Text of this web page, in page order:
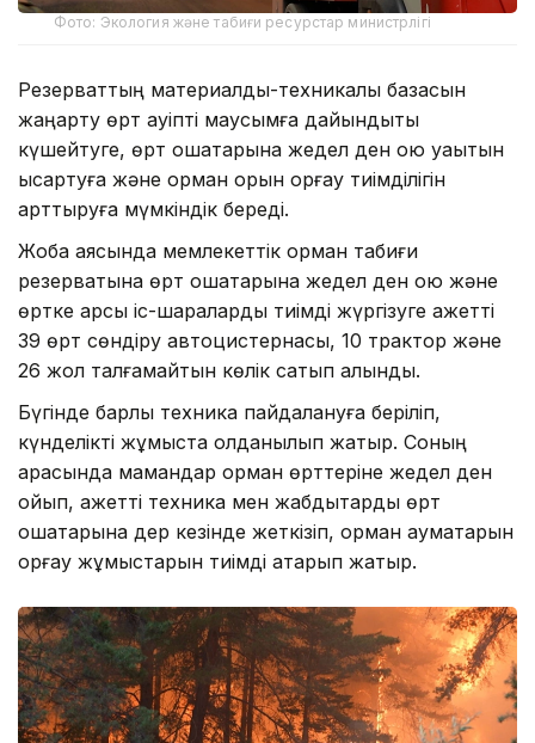
Фото: Экология және табиғи ресурстар министрлігі
Резерваттың материалдық-техникалық базасын
жаңарту өрт қауіпті маусымға дайындықты
күшейтуге, өрт ошақтарына жедел ден қою уақытын
қысқартуға және орман қорын қорғау тиімділігін
арттыруға мүмкіндік береді.
Жоба аясында мемлекеттік орман табиғи
резерватына өрт ошақтарына жедел ден қою және
өртке қарсы іс-шараларды тиімді жүргізуге қажетті
39 өрт сөндіру автоцистернасы, 10 трактор және
26 жол талғамайтын көлік сатып алынды.
Бүгінде барлық техника пайдалануға беріліп,
күнделікті жұмыста қолданылып жатыр. Соның
арқасында мамандар орман өрттеріне жедел ден
қойып, қажетті техника мен жабдықтарды өрт
ошақтарына дер кезінде жеткізіп, орман аумақтарын
қорғау жұмыстарын тиімді атқарып жатыр.